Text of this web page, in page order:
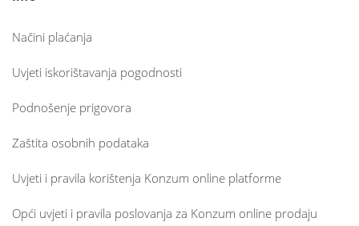
Načini plaćanja
Uvjeti iskorištavanja pogodnosti
Podnošenje prigovora
Zaštita osobnih podataka
Uvjeti i pravila korištenja Konzum online platforme
Opći uvjeti i pravila poslovanja za Konzum online prodaju